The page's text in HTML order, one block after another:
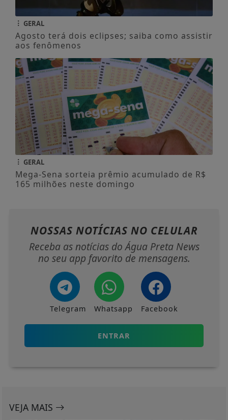
GERAL
Agosto terá dois eclipses; saiba como assistir
aos fenômenos
GERAL
Mega-Sena sorteia prêmio acumulado de R$
165 milhões neste domingo
NOSSAS NOTÍCIAS NO CELULAR
Receba as notícias do Água Preta News
no seu app favorito de mensagens.
Telegram Whatsapp Facebook
ENTRAR
VEJA MAIS